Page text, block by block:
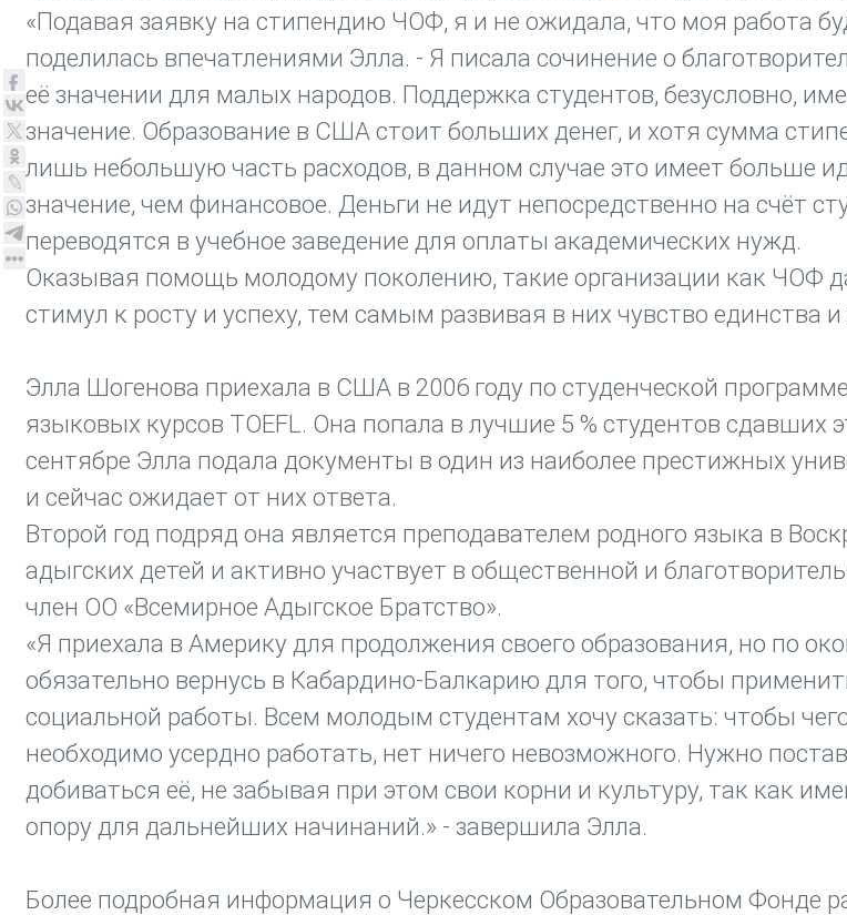
«Подавая заявку на стипендию ЧОФ, я и не ожидала, что моя работа
поделилась впечатлениями Элла. - Я писала сочинение о
её значении для малых народов. Поддержка студентов, безусловно,
значение. Образование в США стоит больших денег, и хотя сумма
лишь небольшую часть расходов, в данном случае это имеет больше
значение, чем финансовое. Деньги не идут непосредственно на счёт
переводятся в учебное заведение для оплаты академических нужд.
Оказывая помощь молодому поколению, такие организации как ЧОФ
стимул к росту и успеху, тем самым развивая в них чувство единства
Элла Шогенова приехала в США в 2006 году по студенческой
языковых курсов TOEFL. Она попала в лучшие 5 % студентов сдавших
сентябре Элла подала документы в один из наиболее престижных
и сейчас ожидает от них ответа.
Второй год подряд она является преподавателем родного языка в
адыгских детей и активно участвует в общественной и
член ОО «Всемирное Адыгское Братство».
«Я приехала в Америку для продолжения своего образования, но по
обязательно вернусь в Кабардино-Балкарию для того, чтобы
социальной работы. Всем молодым студентам хочу сказать: чтобы
необходимо усердно работать, нет ничего невозможного. Нужно
добиваться её, не забывая при этом свои корни и культуру, так как
опору для дальнейших начинаний.» - завершила Элла.
Более подробная информация о Черкесском Образовательном Фонде